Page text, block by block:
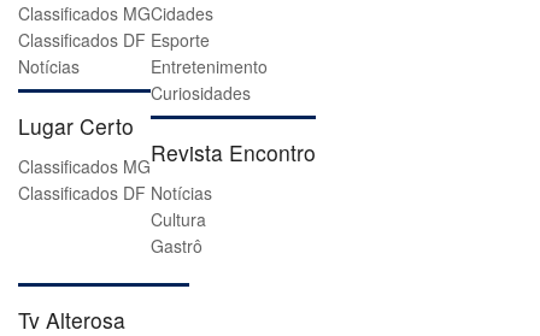
Classificados MG
Classificados DF
Notícias
Lugar Certo
Classificados MG
Classificados DF
Cidades
Esporte
Entretenimento
Curiosidades
Revista Encontro
Notícias
Cultura
Gastrô
Tv Alterosa